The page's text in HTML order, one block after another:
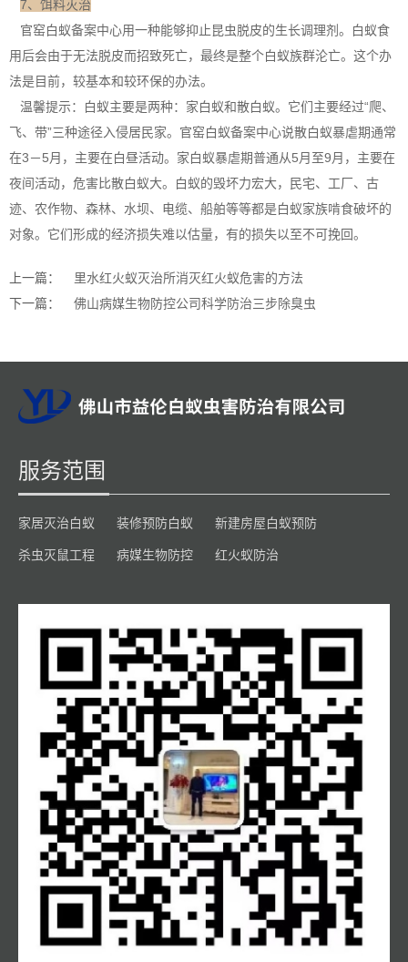
7、饵料灭治
官窑白蚁备案中心用一种能够抑止昆虫脱皮的生长调理剂。白蚁食
用后会由于无法脱皮而招致死亡，最终是整个白蚁族群沦亡。这个办
法是目前，较基本和较环保的办法。
温馨提示：白蚁主要是两种：家白蚁和散白蚁。它们主要经过“爬、
飞、带”三种途径入侵居民家。官窑白蚁备案中心说散白蚁暴虐期通常
在3－5月，主要在白昼活动。家白蚁暴虐期普通从5月至9月，主要在
夜间活动，危害比散白蚁大。白蚁的毁坏力宏大，民宅、工厂、古
迹、农作物、森林、水坝、电缆、船舶等等都是白蚁家族啃食破坏的
对象。它们形成的经济损失难以估量，有的损失以至不可挽回。
上一篇：
里水红火蚁灭治所消灭红火蚁危害的方法
下一篇：
佛山病媒生物防控公司科学防治三步除臭虫
服务范围
家居灭治白蚁 装修预防白蚁 新建房屋白蚁预防
杀虫灭鼠工程 病媒生物防控 红火蚁防治